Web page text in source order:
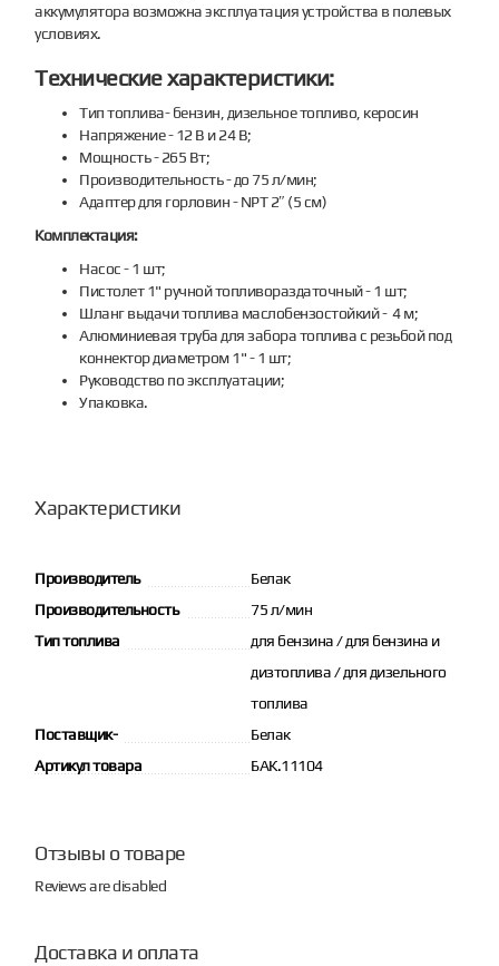
аккумулятора возможна эксплуатация устройства в полевых
условиях.
Технические характеристики:
Тип топлива- бензин, дизельное топливо, керосин
Напряжение - 12 В и 24 В;
Мощность - 265 Вт;
Производительность - до 75 л/мин;
Адаптер для горловин - NPT 2″ (5 см)
Комплектация:
Насос - 1 шт;
Пистолет 1" ручной топливораздаточный - 1 шт;
Шланг выдачи топлива маслобензостойкий - 4 м;
Алюминиевая труба для забора топлива с резьбой под
коннектор диаметром 1" - 1 шт;
Руководство по эксплуатации;
Упаковка.
Характеристики
Производитель
Белак
Производительность
75 л/мин
Тип топлива
для бензина / для бензина и
дизтоплива / для дизельного
топлива
Поставщик-
Белак
Артикул товара
БАК.11104
Отзывы о товаре
Reviews are disabled
Доставка и оплата